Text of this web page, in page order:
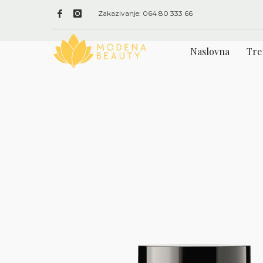
Zakazivanje: 064 80 333 66
Naslovna